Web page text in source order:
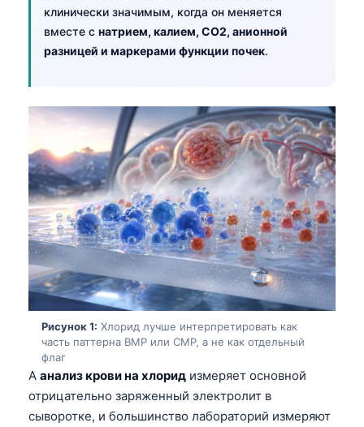
клинически значимым, когда он меняется
вместе с натрием, калием, CO2, анионной
разницей и маркерами функции почек.
Рисунок 1: Хлорид лучше интерпретировать как
часть паттерна BMP или CMP, а не как отдельный
флаг
A анализ крови на хлорид измеряет основной
отрицательно заряженный электролит в
сыворотке, и большинство лабораторий измеряют